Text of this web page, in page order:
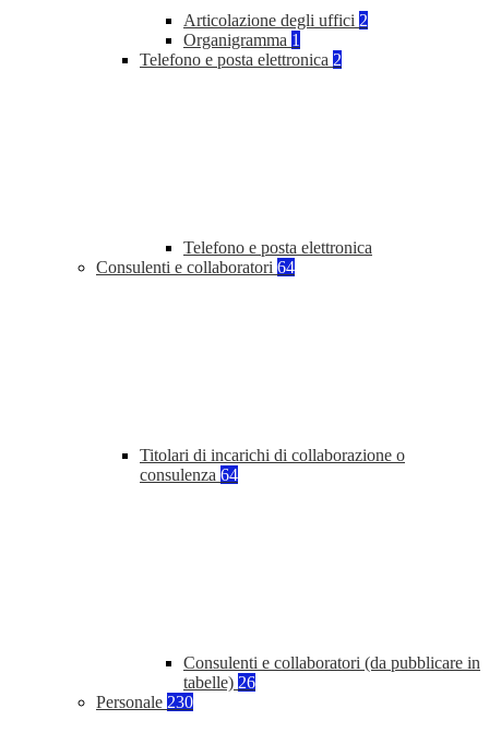
Articolazione degli uffici 2
Organigramma 1
Telefono e posta elettronica 2
Telefono e posta elettronica
Consulenti e collaboratori 64
Titolari di incarichi di collaborazione o
consulenza 64
Consulenti e collaboratori (da pubblicare in
tabelle) 26
Personale 230